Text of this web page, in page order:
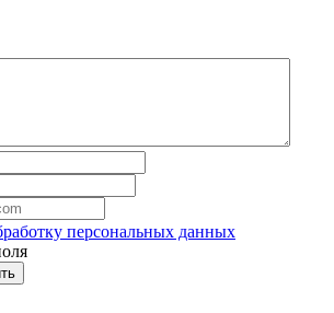
персональных данных